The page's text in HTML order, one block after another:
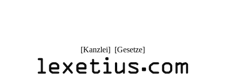
[Kanzlei] [Gesetze]